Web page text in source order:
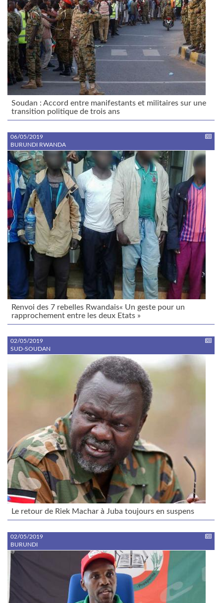
Soudan : Accord entre manifestants et militaires sur une
transition politique de trois ans
06/05/2019
BURUNDI RWANDA
Renvoi des 7 rebelles Rwandais« Un geste pour un
rapprochement entre les deux Etats »
02/05/2019
SUD-SOUDAN
Le retour de Riek Machar à Juba toujours en suspens
02/05/2019
BURUNDI